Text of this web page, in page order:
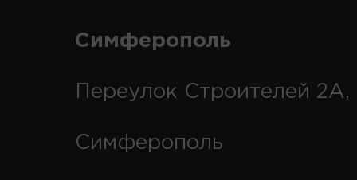
Симферополь
Переулок Строителей 2А,
Симферополь